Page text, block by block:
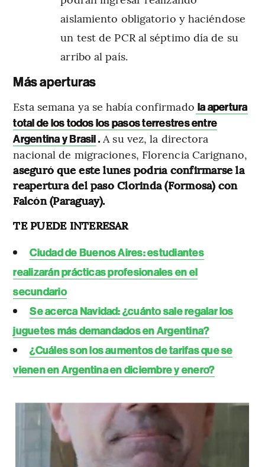
aislamiento obligatorio y haciéndose
un test de PCR al séptimo día de su
arribo al país.
Más aperturas
Esta semana ya se había confirmado la apertura
total de los todos los pasos terrestres entre
Argentina y Brasil. A su vez, la directora
nacional de migraciones, Florencia Carignano,
aseguró que este lunes podría confirmarse la
reapertura del paso Clorinda (Formosa) con
Falcón (Paraguay).
TE PUEDE INTERESAR
Ciudad de Buenos Aires: estudiantes
realizarán prácticas profesionales en el
secundario
Se acerca Navidad: ¿cuánto sale regalar los
juguetes más demandados en Argentina?
¿Cuáles son los aumentos de tarifas que se
vienen en Argentina en diciembre y enero?